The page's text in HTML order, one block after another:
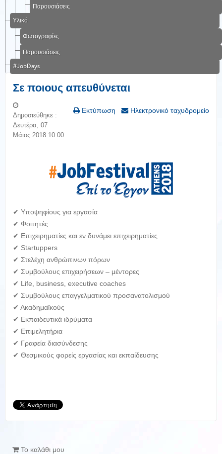
Παρουσιάσεις
Υλικό
Φωτογραφίες
Παρουσιάσεις
#JobDays
Σε ποιους απευθύνεται
Εκτύπωση Ηλεκτρονικό ταχυδρομείο
Δημοσιεύθηκε :
Δευτέρα, 07
Μάιος 2018 10:00
✔ Υποψηφίους για εργασία
✔ Φοιτητές
✔ Επιχειρηματίες και εν δυνάμει επιχειρηματίες
✔ Startuppers
✔ Στελέχη ανθρώπινων πόρων
✔ Συμβούλους επιχειρήσεων – μέντορες
✔ Life, business, executive coaches
✔ Συμβούλους επαγγελματικού προσανατολισμού
✔ Ακαδημαϊκούς
✔ Εκπαιδευτικά ιδρύματα
✔ Επιμελητήρια
✔ Γραφεία διασύνδεσης
✔ Θεσμικούς φορείς εργασίας και εκπαίδευσης
Το καλάθι μου